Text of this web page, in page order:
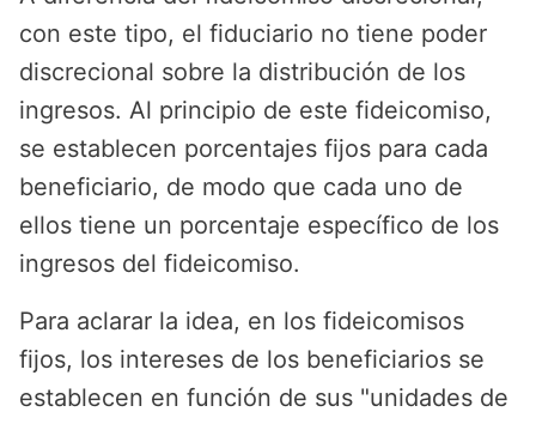
con este tipo, el fiduciario no tiene poder
discrecional sobre la distribución de los
ingresos. Al principio de este fideicomiso,
se establecen porcentajes fijos para cada
beneficiario, de modo que cada uno de
ellos tiene un porcentaje específico de los
ingresos del fideicomiso.
Para aclarar la idea, en los fideicomisos
fijos, los intereses de los beneficiarios se
establecen en función de sus "unidades de